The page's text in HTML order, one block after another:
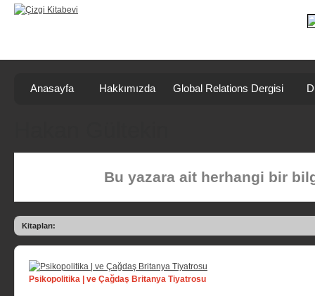
Anasayfa Hakkımızda Global Relations Dergisi
Bu yazara ait herhangi bir
Kitapları:
Psikopolitika | ve Çağdaş Britanya Tiyatrosu